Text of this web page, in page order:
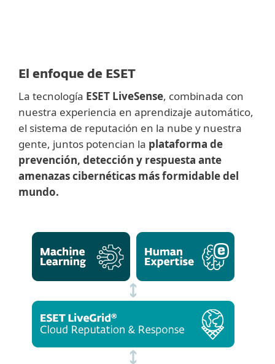
El enfoque de ESET
La tecnología ESET LiveSense, combinada con
nuestra experiencia en aprendizaje automático,
el sistema de reputación en la nube y nuestra
gente, juntos potencian la plataforma de
prevención, detección y respuesta ante
amenazas cibernéticas más formidable del
mundo.